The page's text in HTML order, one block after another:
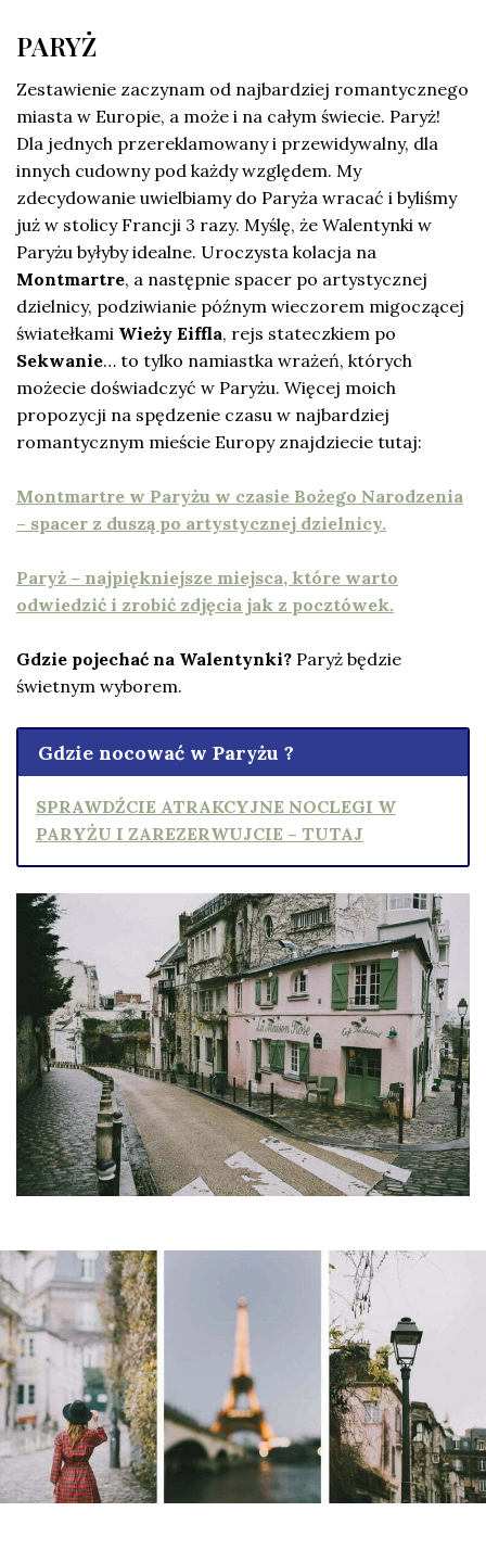
PARYŻ
Zestawienie zaczynam od najbardziej romantycznego
miasta w Europie, a może i na całym świecie. Paryż!
Dla jednych przereklamowany i przewidywalny, dla
innych cudowny pod każdy względem. My
zdecydowanie uwielbiamy do Paryża wracać i byliśmy
już w stolicy Francji 3 razy. Myślę, że Walentynki w
Paryżu byłyby idealne. Uroczysta kolacja na
Montmartre, a następnie spacer po artystycznej
dzielnicy, podziwianie późnym wieczorem migoczącej
światełkami Wieży Eiffla, rejs stateczkiem po
Sekwanie… to tylko namiastka wrażeń, których
możecie doświadczyć w Paryżu. Więcej moich
propozycji na spędzenie czasu w najbardziej
romantycznym mieście Europy znajdziecie tutaj:
Montmartre w Paryżu w czasie Bożego Narodzenia
– spacer z duszą po artystycznej dzielnicy.
Paryż – najpiękniejsze miejsca, które warto
odwiedzić i zrobić zdjęcia jak z pocztówek.
Gdzie pojechać na Walentynki? Paryż będzie
świetnym wyborem.
Gdzie nocować w Paryżu ?
SPRAWDŹCIE ATRAKCYJNE NOCLEGI W
PARYŻU I ZAREZERWUJCIE – TUTAJ